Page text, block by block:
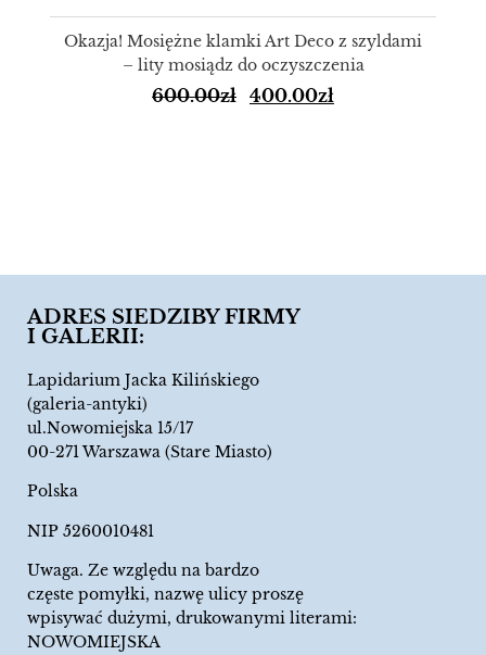
Okazja! Mosiężne klamki Art Deco z szyldami
– lity mosiądz do oczyszczenia
600.00zł 400.00zł
ADRES SIEDZIBY FIRMY
I GALERII:
Lapidarium Jacka Kilińskiego
(galeria-antyki)
ul.Nowomiejska 15/17
00-271 Warszawa (Stare Miasto)
Polska
NIP 5260010481
Uwaga. Ze względu na bardzo
częste pomyłki, nazwę ulicy proszę
wpisywać dużymi, drukowanymi literami:
NOWOMIEJSKA